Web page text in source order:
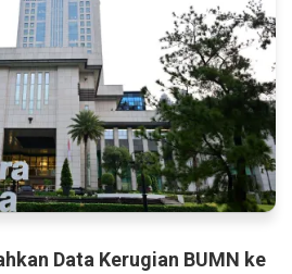
Data Kerugian BUMN ke